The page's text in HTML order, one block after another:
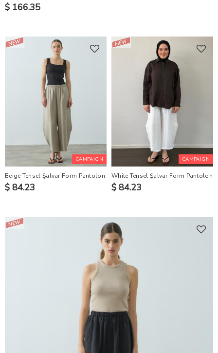
$ 166.35
CAMPAIGN
Beige Tensel Şalvar Form Pantolon
$ 84.23
CAMPAIGN
White Tensel Şalvar Form Pantolon
$ 84.23